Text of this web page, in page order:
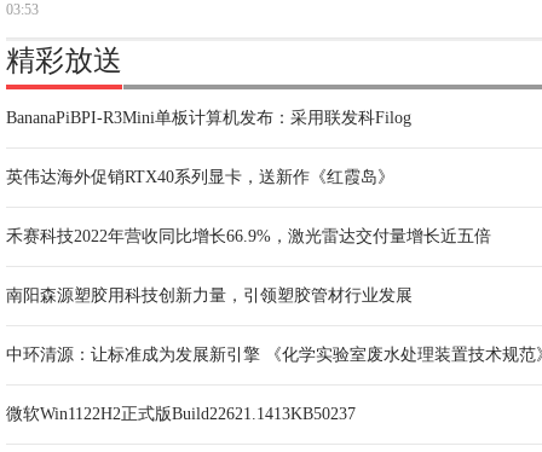
03:53
精彩放送
BananaPiBPI-R3Mini单板计算机发布：采用联发科Filog
英伟达海外促销RTX40系列显卡，送新作《红霞岛》
禾赛科技2022年营收同比增长66.9%，激光雷达交付量增长近五倍
南阳森源塑胶用科技创新力量，引领塑胶管材行业发展
中环清源：让标准成为发展新引擎 《化学实验室废水处理装置技术规
微软Win1122H2正式版Build22621.1413KB50237